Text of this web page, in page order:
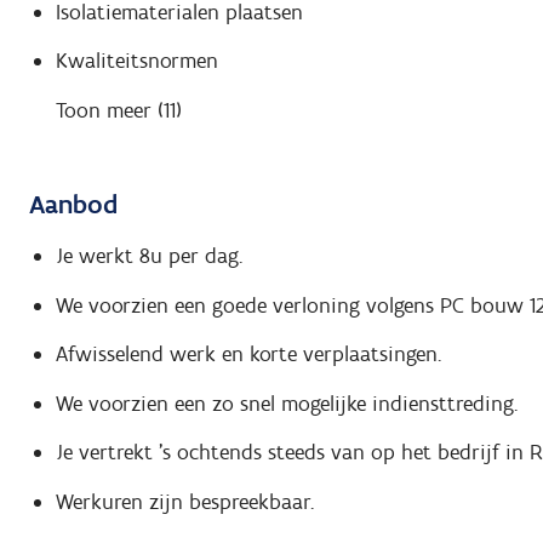
Isolatiematerialen plaatsen
Kwaliteitsnormen
Toon meer (11)
Aanbod
Je werkt 8u per dag.
We voorzien een goede verloning volgens PC bouw
Afwisselend werk en korte verplaatsingen.
We voorzien een zo snel mogelijke indiensttreding.
Je vertrekt 's ochtends steeds van op het bedrijf in
Werkuren zijn bespreekbaar.